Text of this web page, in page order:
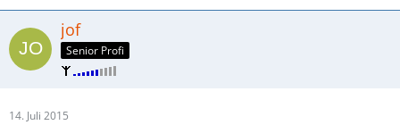
jof
Senior Profi
14. Juli 2015